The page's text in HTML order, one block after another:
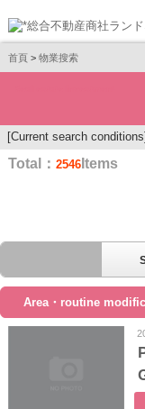
首頁 > 物業搜索
[Current search
Total： 2546Items
Area・routine